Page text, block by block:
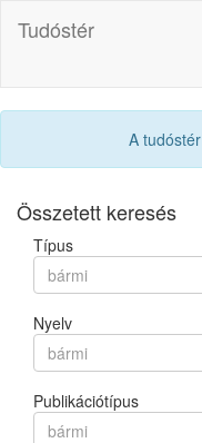
Tudóstér
A tudóstér
Összetett keresés
Típus
bármi
Nyelv
bármi
Publikációtípus
bármi